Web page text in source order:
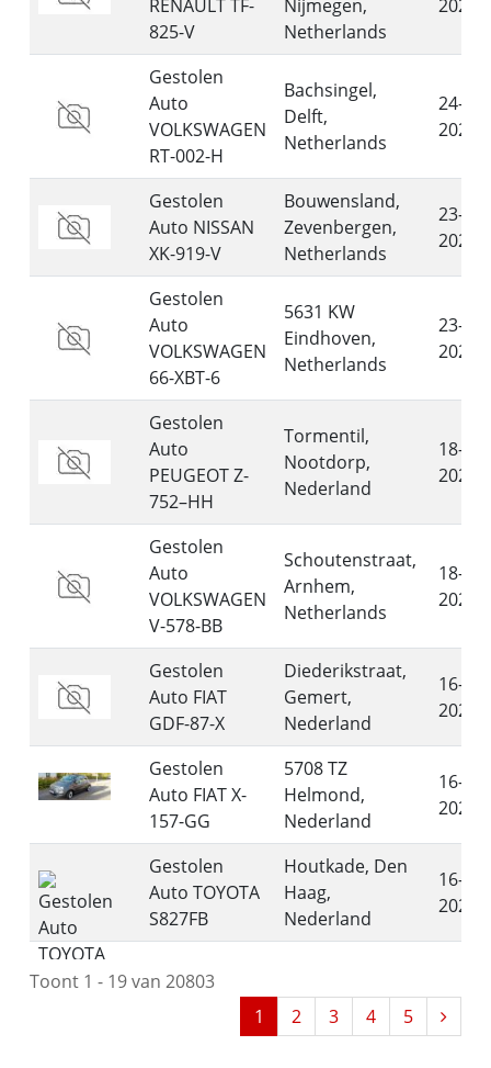
RENAULT TF-
825-V
Nijmegen,
Netherlands
2026
Gestolen
Auto
VOLKSWAGEN
RT-002-H
Bachsingel,
Delft,
Netherlands
24-07-
2026
Gestolen
Auto NISSAN
XK-919-V
Bouwensland,
Zevenbergen,
Netherlands
23-07-
2026
Gestolen
Auto
VOLKSWAGEN
66-XBT-6
5631 KW
Eindhoven,
Netherlands
23-07-
2026
Gestolen
Auto
PEUGEOT Z-
752–HH
Tormentil,
Nootdorp,
Nederland
18-07-
2026
Gestolen
Auto
VOLKSWAGEN
V-578-BB
Schoutenstraat,
Arnhem,
Netherlands
18-07-
2026
Gestolen
Auto FIAT
GDF-87-X
Diederikstraat,
Gemert,
Nederland
16-07-
2026
Gestolen
Auto FIAT X-
157-GG
5708 TZ
Helmond,
Nederland
16-07-
2026
Gestolen
Auto TOYOTA
S827FB
Houtkade, Den
Haag,
Nederland
16-07-
2026
Toont 1 - 19 van 20803
1
2 3 4 5